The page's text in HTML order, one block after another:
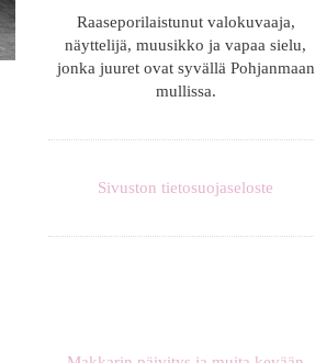
Raaseporilaistunut valokuvaaja,
näyttelijä, muusikko ja vapaa sielu,
jonka juuret ovat syvällä Pohjanmaan
mullissa.
Sivuston tietosuojaseloste